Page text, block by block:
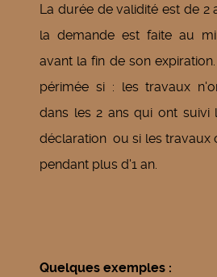
La durée de validité est de 2
la demande est faite au
avant la fin de son
périmée si : les travaux
dans les 2 ans qui ont suivi
déclaration ou si les travaux
pendant plus d'1 an.
Quelques exemples :